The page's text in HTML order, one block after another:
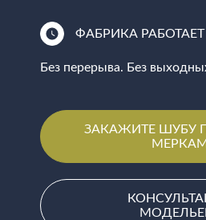
ФАБРИКА РАБОТАЕТ
Без перерыва. Без
ЗАКАЖИТЕ ШУБУ
МЕРКАМ